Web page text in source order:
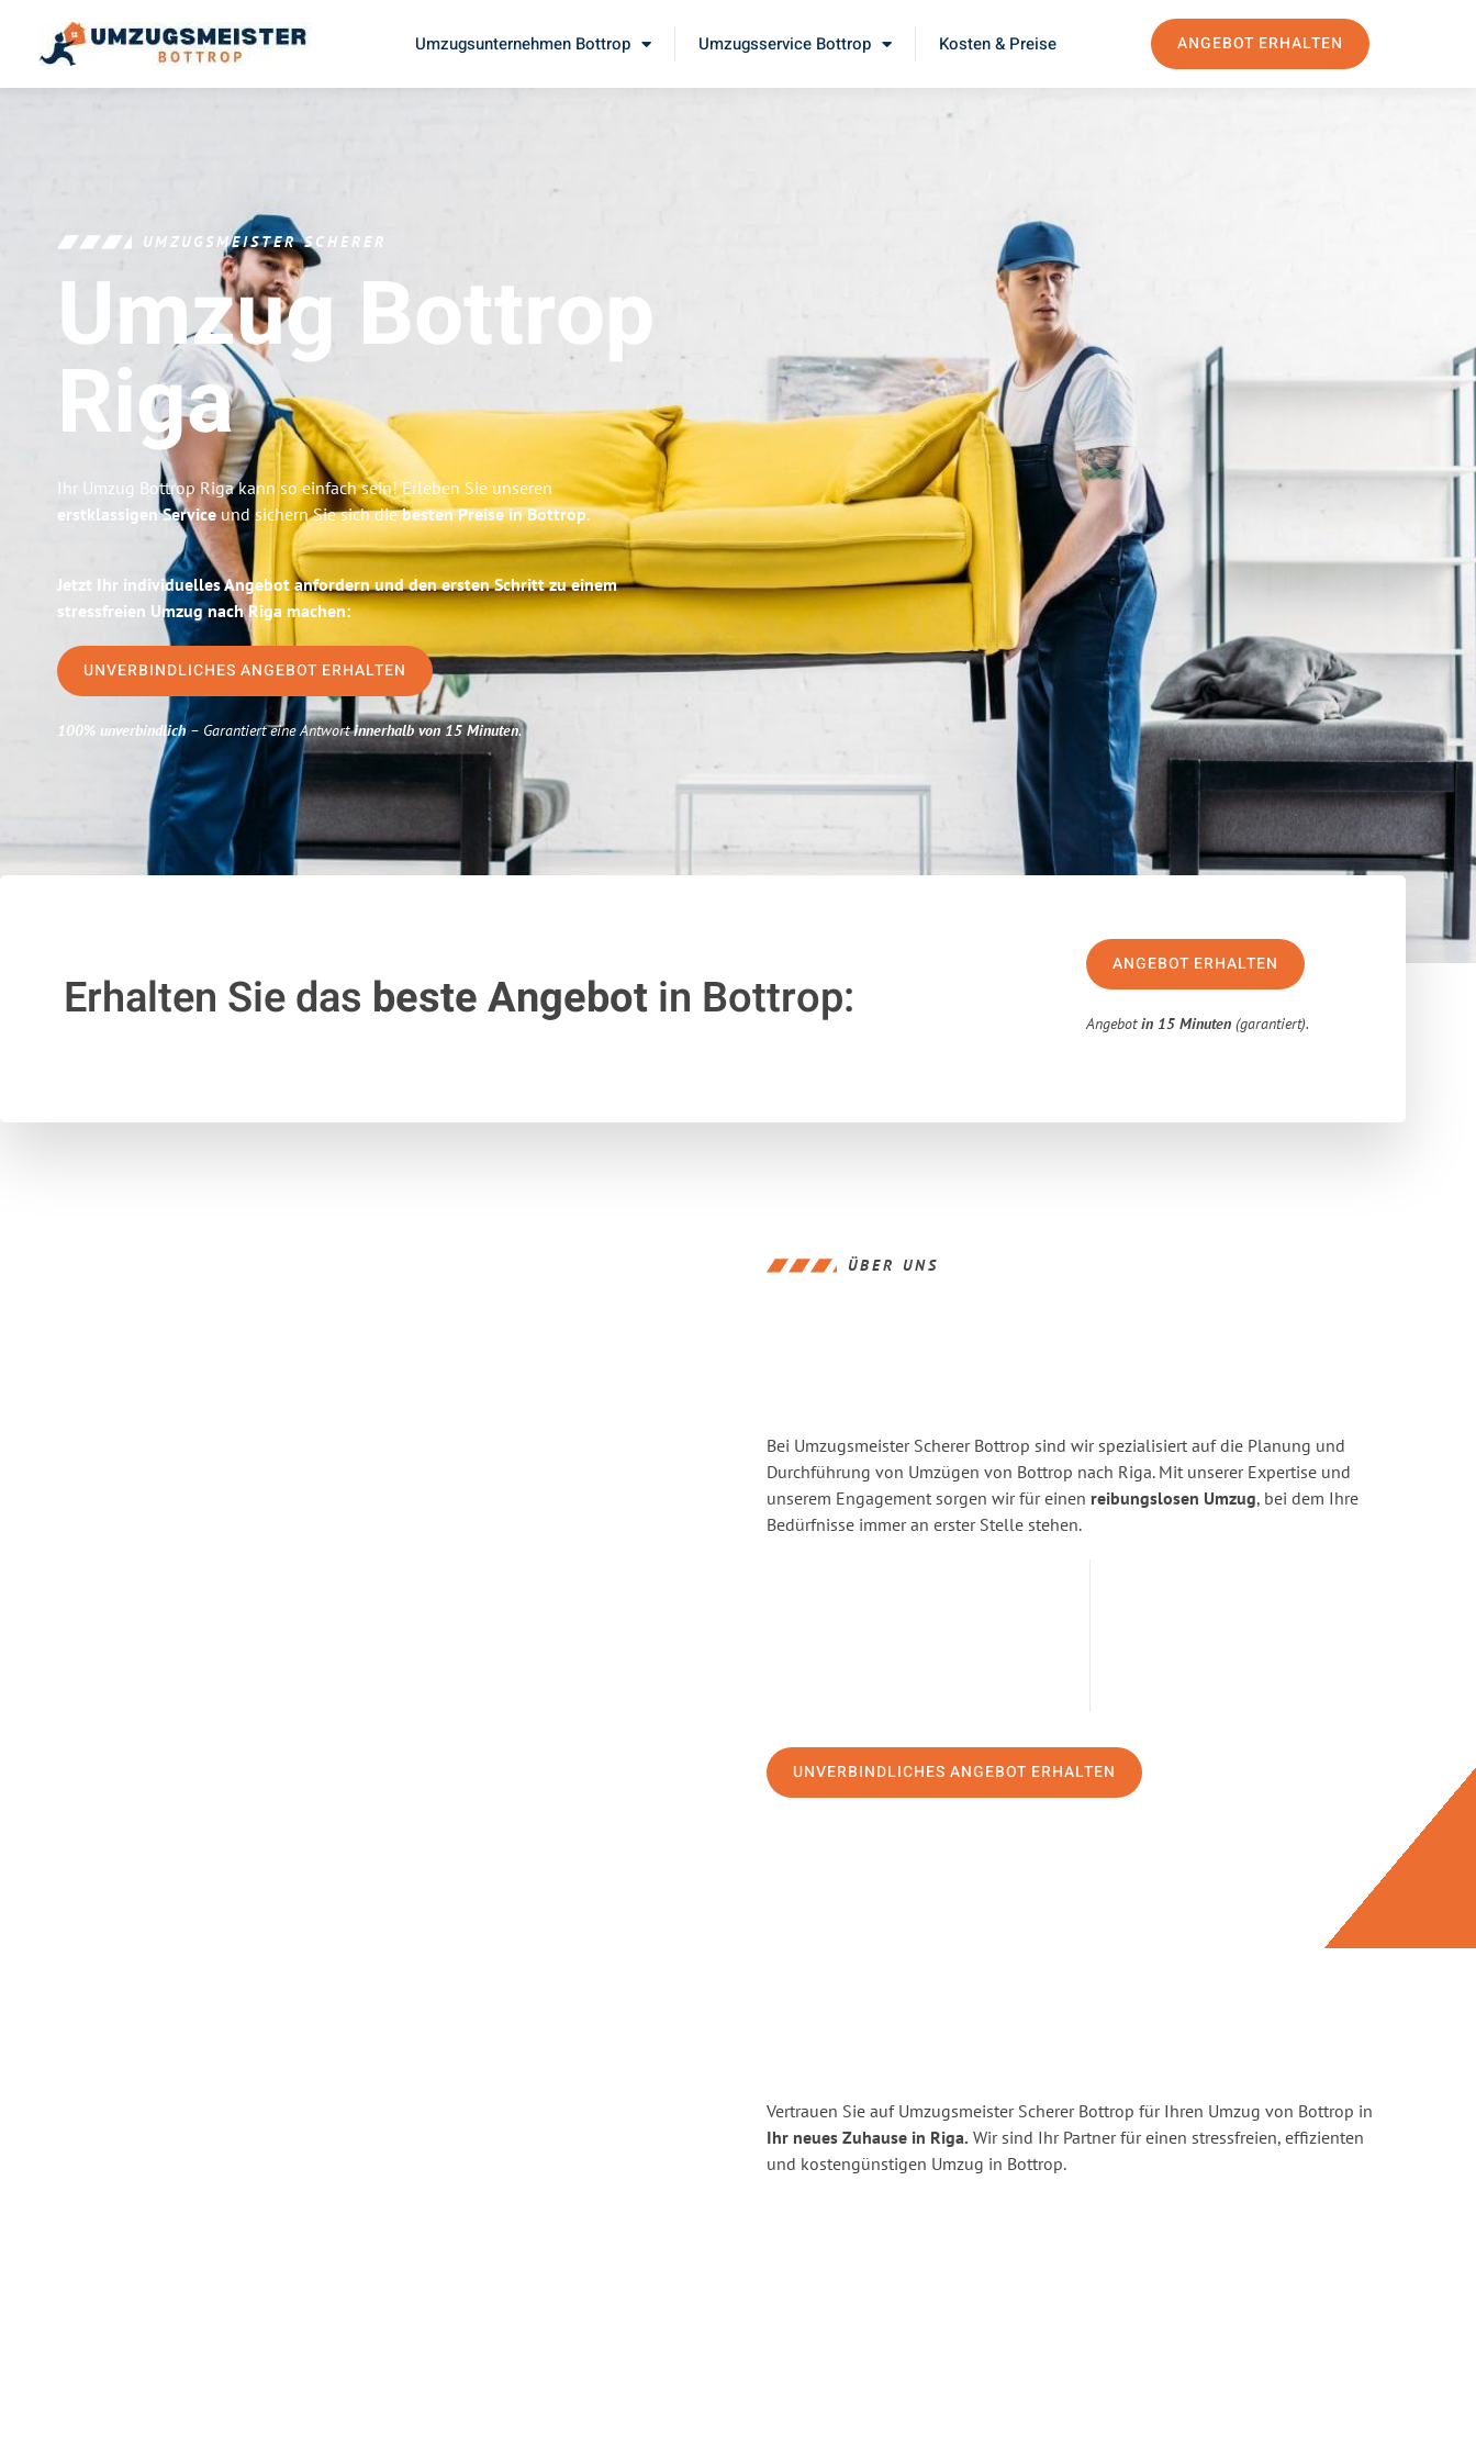
Umzugsunternehmen Bottrop Umzugsservice Bottrop Kosten & Preise ANGEBOT ERHALTEN
UMZUGSMEISTER SCHERER
Umzug Bottrop
Riga
Ihr Umzug Bottrop Riga kann so einfach sein! Erleben Sie unseren
erstklassigen Service und sichern Sie sich diebesten Preise in Bottrop.
Jetzt Ihr individuelles Angebot anfordern und den ersten Schritt zu einem
stressfreien Umzug nach Riga machen:
UNVERBINDLICHES ANGEBOT ERHALTEN
100% unverbindlich– Garantiert eine Antwortinnerhalb von 15 Minuten.
Erhalten Sie das beste Angebotin Bottrop:
ANGEBOT ERHALTEN
Angebotin 15 Minuten (garantiert).
ÜBER UNS
Bei Umzugsmeister Scherer Bottrop sind wir spezialisiert auf die Planung und
Durchführung von Umzügen von Bottrop nach Riga. Mit unserer Expertise und
unserem Engagement sorgen wir für einen reibungslosen Umzug, bei dem Ihre
Bedürfnisse immer an erster Stelle stehen.
UNVERBINDLICHES ANGEBOT ERHALTEN
Vertrauen Sie auf Umzugsmeister Scherer Bottrop für Ihren Umzug von Bottrop in
Ihr neues Zuhause in Riga. Wir sind Ihr Partner für einen stressfreien, effizienten
und kostengünstigen Umzug in Bottrop.